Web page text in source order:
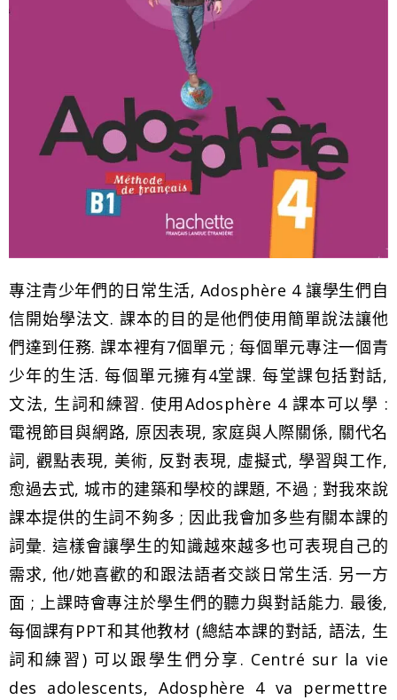
專注青少年們的日常生活, Adosphère 4 讓學生們自
信開始學法文. 課本的目的是他們使用簡單說法讓他
們達到任務. 課本裡有7個單元 ; 每個單元專注一個青
少年的生活. 每個單元擁有4堂課. 每堂課包括對話,
文法, 生詞和練習. 使用Adosphère 4 課本可以學 :
電視節目與網路, 原因表現, 家庭與人際關係, 關代名
詞, 觀點表現, 美術, 反對表現, 虛擬式, 學習與工作,
愈過去式, 城市的建築和學校的課題, 不過 ; 對我來說
課本提供的生詞不夠多 ; 因此我會加多些有關本課的
詞彙. 這樣會讓學生的知識越來越多也可表現自己的
需求, 他/她喜歡的和跟法語者交談日常生活. 另一方
面 ; 上課時會專注於學生們的聽力與對話能力. 最後,
每個課有PPT和其他教材 (總結本課的對話, 語法, 生
詞和練習) 可以跟學生們分享. Centré sur la vie
des adolescents, Adosphère 4 va permettre